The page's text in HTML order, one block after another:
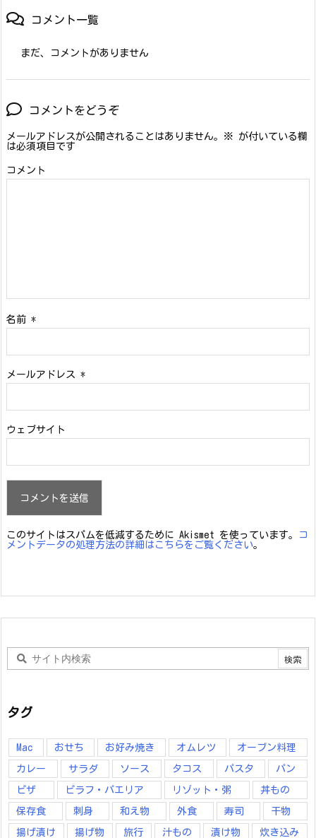
コメント一覧
まだ、コメントがありません
コメントをどうぞ
メールアドレスが公開されることはありません。 ※ が付いている欄
は必須項目です
コメント
名前 *
メールアドレス *
ウェブサイト
このサイトはスパムを低減するために Akismet を使っています。
コ
メントデータの処理方法の詳細はこちらをご覧ください。
タグ
Mac おせち お好み焼き オムレツ オーブン料理
カレー サラダ ソース タコス パスタ パン
ピザ ピラフ・パエリア リゾット・粥 丼もの
保存食 刺身 和え物 外食 寿司 干物
揚げ漬け 揚げ物 旅行 汁もの 漬け物 炊き込み